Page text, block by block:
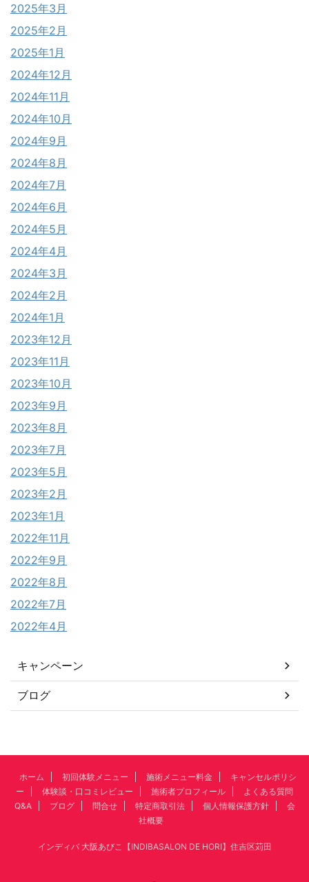
2025年3月
2025年2月
2025年1月
2024年12月
2024年11月
2024年10月
2024年9月
2024年8月
2024年7月
2024年6月
2024年5月
2024年4月
2024年3月
2024年2月
2024年1月
2023年12月
2023年11月
2023年10月
2023年9月
2023年8月
2023年7月
2023年5月
2023年2月
2023年1月
2022年11月
2022年9月
2022年8月
2022年7月
2022年4月
キャンペーン
ブログ
ホーム 初回体験メニュー 施術メニュー料金
キャンセルポリシ
ー
体験談・口コミレビュー 施術者プロフィール
よくある質問
Q&A
ブログ 問合せ 特定商取引法 個人情報保護方針
会
社概要
インディバ 大阪あびこ【INDIBASALON DE HORI】住吉区苅田